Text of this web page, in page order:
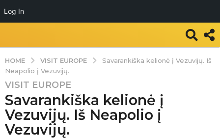
Log In
HOME VISIT EUROPE
Savarankiška kelionė į Vezuvijų. Iš
Neapolio į Vezuvijų.
5
y
e
a
r
VISIT EUROPE
Savarankiška kelionė į
Vezuvijų. Iš Neapolio į
Vezuvijų.